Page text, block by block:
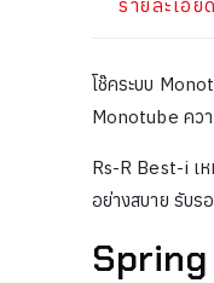
รายละเอีย
โช๊คระบบ
Monotube ควา
Rs-R Best-i เห
อย่างสบาย รับร